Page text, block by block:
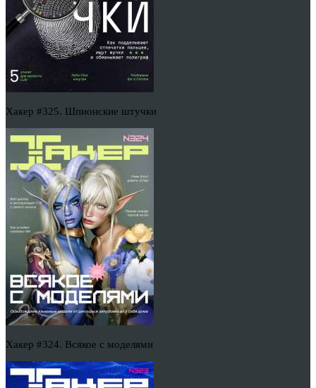
Хакер #325. Шпионские штучки
Хакер #324. Всякое с моделями